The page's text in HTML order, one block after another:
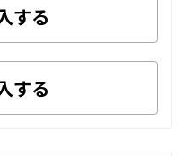
する
する